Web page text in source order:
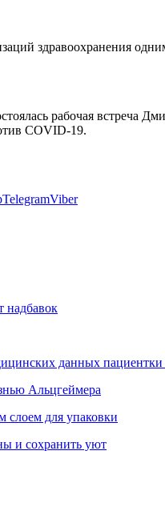
здравоохранения
рабочая встреча
COVID-19.
TelegramViber
надбавок
данных
Альцгеймера
слоем для упаковки
и сохранить уют